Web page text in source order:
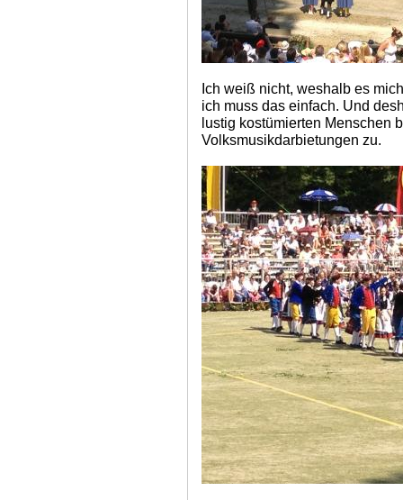
Ich weiß nicht, weshalb es
ich muss das einfach. Und
lustig kostümierten Menschen
Volksmusikdarbietungen zu.